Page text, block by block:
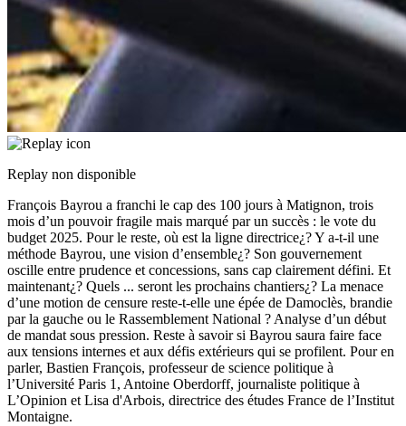
Replay non disponible
François Bayrou a franchi le cap des 100 jours à Matignon, trois
mois d’un pouvoir fragile mais marqué par un succès : le vote du
budget 2025. Pour le reste, où est la ligne directrice¿? Y a-t-il une
méthode Bayrou, une vision d’ensemble¿? Son gouvernement
oscille entre prudence et concessions, sans cap clairement défini. Et
maintenant¿? Quels ... seront les prochains chantiers¿? La menace
d’une motion de censure reste-t-elle une épée de Damoclès, brandie
par la gauche ou le Rassemblement National ? Analyse d’un début
de mandat sous pression. Reste à savoir si Bayrou saura faire face
aux tensions internes et aux défis extérieurs qui se profilent. Pour en
parler, Bastien François, professeur de science politique à
l’Université Paris 1, Antoine Oberdorff, journaliste politique à
L’Opinion et Lisa d'Arbois, directrice des études France de l’Institut
Montaigne.